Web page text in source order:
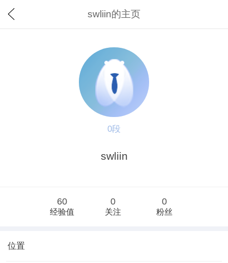
swliin的主页
0段
swliin
60
经验值
0
关注
0
粉丝
位置